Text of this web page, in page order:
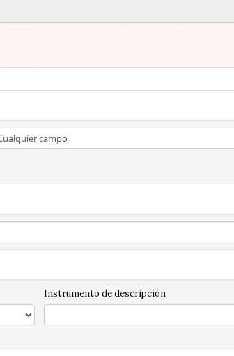
Instrumento de descripción